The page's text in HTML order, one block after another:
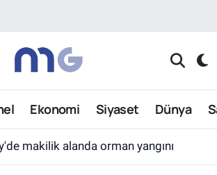
Ekonomi Siyaset Dünya
makilik alanda orman yangını